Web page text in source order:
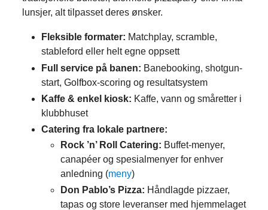
lunsjer, alt tilpasset deres ønsker.
Fleksible formater: Matchplay, scramble,
stableford eller helt egne oppsett
Full service på banen: Banebooking, shotgun-
start, Golfbox-scoring og resultatsystem
Kaffe & enkel kiosk: Kaffe, vann og småretter i
klubbhuset
Catering fra lokale partnere:
Rock ’n’ Roll Catering: Buffet-menyer,
canapéer og spesialmenyer for enhver
anledning (meny)
Don Pablo’s Pizza: Håndlagde pizzaer,
tapas og store leveranser med hjemmelaget